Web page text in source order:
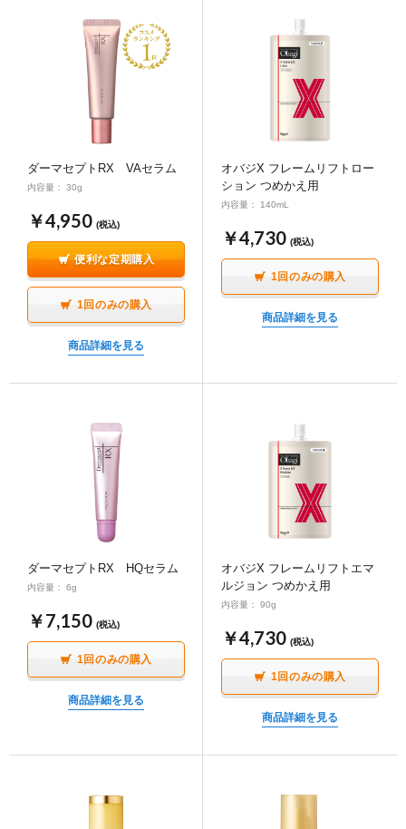
ダーマセプトRX VAセラム
内容量： 30g
￥4,950 (税込)
便利な定期購入
1回のみの購入
商品詳細を見る
現在、医療機関でニキビの治療をうけている、
もしくは皮膚のお薬(ニキビ外用薬やステロイド
外用薬など)を処方されていますか？
いいえ
質問5 乾燥肌、もしくは敏感肌ですか？
いいえ
はい【使用方法をよく読んで、注意してご使用くださ
い。】
現在、エステサロンでのピーリングやホームピ
ーリング、医療機関でレーザー治療をしていま
はい【ピーリング製品との併用やレーザー治療後の使
用はお控えください。】
下記の内容をご確認ください。
✔①レチノール使用中は、日中必ず日やけ止めをご使用
ください。
✔②初めてご使用になる時やお肌が敏感だと感じる時に
は、最初の2週間程度は週に2～3回、少量ずつ夜のみの
使用にとどめ、様子を見ながら徐々に使用回数や使用部
位を増やしていくことをおすすめします。
以上の内容を、ご理解いただけましたか？
オバジX フレームリフトロー
ション つめかえ用
内容量： 140mL
￥4,730 (税込)
1回のみの購入
商品詳細を見る
ダーマセプトRX HQセラム
内容量： 6g
￥7,150 (税込)
1回のみの購入
商品詳細を見る
はい【皮膚科専門医にご相談ください】
医療機関で皮膚のお薬(ニキビ外用薬やステロイ
ド外用薬など)を処方されていますか？
いいえ はい【主治医にご相談ください】
質問5 乾燥肌、もしくは敏感肌ですか？
いいえ
はい【使用方法をよく読んで、注意してご使用くださ
い。】
現在、医療機関で、シミに対して美容施術をう
けていますか？
いいえ はい【主治医にご相談ください】
現在、エステサロンでのピーリングやホームピ
ーリングをしていますか？
いいえ
はい【使用方法をよく読んで、注意してご使用くださ
質問8 下記の内容をご確認ください。
✔①ハイドロキノンの継続使用は3ヵ月以内です。
✔②3ヵ月後は、ハイドロキノンの使用は中止し、他の
商品に切り替えてください。
✔③ハイドロキノン使用中は、日中必ず日やけ止めをご
使用ください。
いいえ【ダーマセプトRX専用ご相談ダイヤル(0120-2
オバジX フレームリフトエマ
ルジョン つめかえ用
内容量： 90g
￥4,730 (税込)
1回のみの購入
商品詳細を見る